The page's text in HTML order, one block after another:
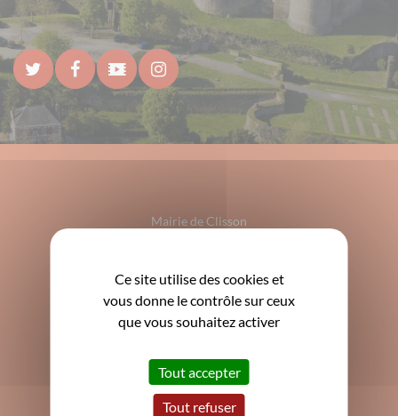
Mairie de Clisson
02 40 80 17 80
lundi au vendredi: 9h - 12h15 et 13h30 - 17h
Le 2ème et 4èmesamedidu mois de 9h à 12h
Ce site utilise des cookies et
vous donne le contrôle sur ceux
que vous souhaitez activer
Tout accepter
Tout refuser